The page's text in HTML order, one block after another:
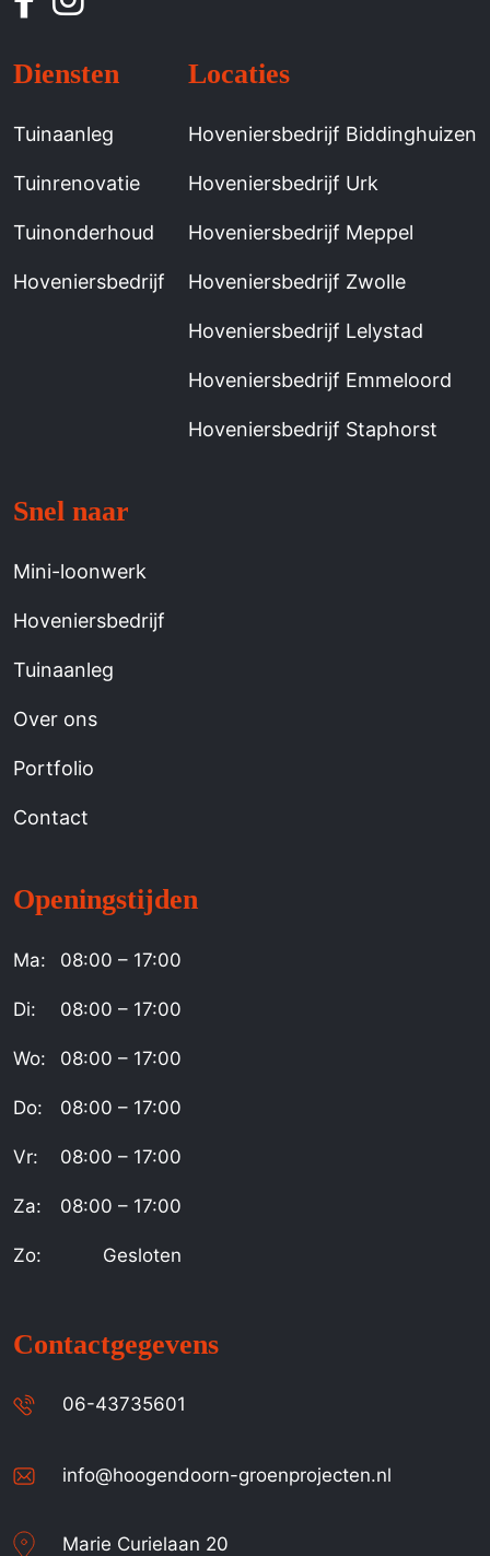
Diensten
Tuinaanleg
Tuinrenovatie
Tuinonderhoud
Hoveniersbedrijf
Locaties
Hoveniersbedrijf Biddinghuizen
Hoveniersbedrijf Urk
Hoveniersbedrijf Meppel
Hoveniersbedrijf Zwolle
Hoveniersbedrijf Lelystad
Hoveniersbedrijf Emmeloord
Hoveniersbedrijf Staphorst
Snel naar
Mini-loonwerk
Hoveniersbedrijf
Tuinaanleg
Over ons
Portfolio
Contact
Openingstijden
Ma: 08:00 – 17:00
Di: 08:00 – 17:00
Wo: 08:00 – 17:00
Do: 08:00 – 17:00
Vr: 08:00 – 17:00
Za: 08:00 – 17:00
Zo: Gesloten
Contactgegevens
06-43735601
info@hoogendoorn-groenprojecten.nl
Marie Curielaan 20